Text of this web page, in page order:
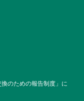
のための報告制度」に